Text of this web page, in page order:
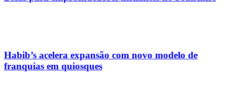
Habib’s acelera expansão com novo modelo de
franquias em quiosques